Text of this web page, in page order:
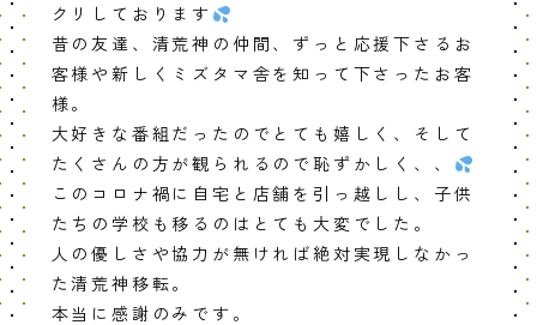
クリしております
昔の友達、清荒神の仲間、ずっと応援下さるお
客様や新しくミズタマ舎を知って下さったお客
様。
大好きな番組だったのでとても嬉しく、そして
たくさんの方が観られるので恥ずかしく、、
このコロナ禍に自宅と店舗を引っ越しし、子供
たちの学校も移るのはとても大変でした。
人の優しさや協力が無ければ絶対実現しなかっ
た清荒神移転。
本当に感謝のみです。